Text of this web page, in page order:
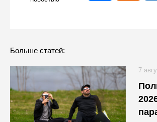
Больше статей:
7